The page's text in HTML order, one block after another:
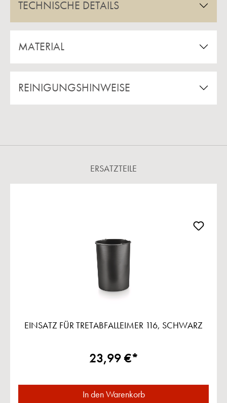
TECHNISCHE DETAILS
MATERIAL
REINIGUNGSHINWEISE
ERSATZTEILE
EINSATZ FÜR TRETABFALLEIMER 116, SCHWARZ
23,99 €*
In den Warenkorb